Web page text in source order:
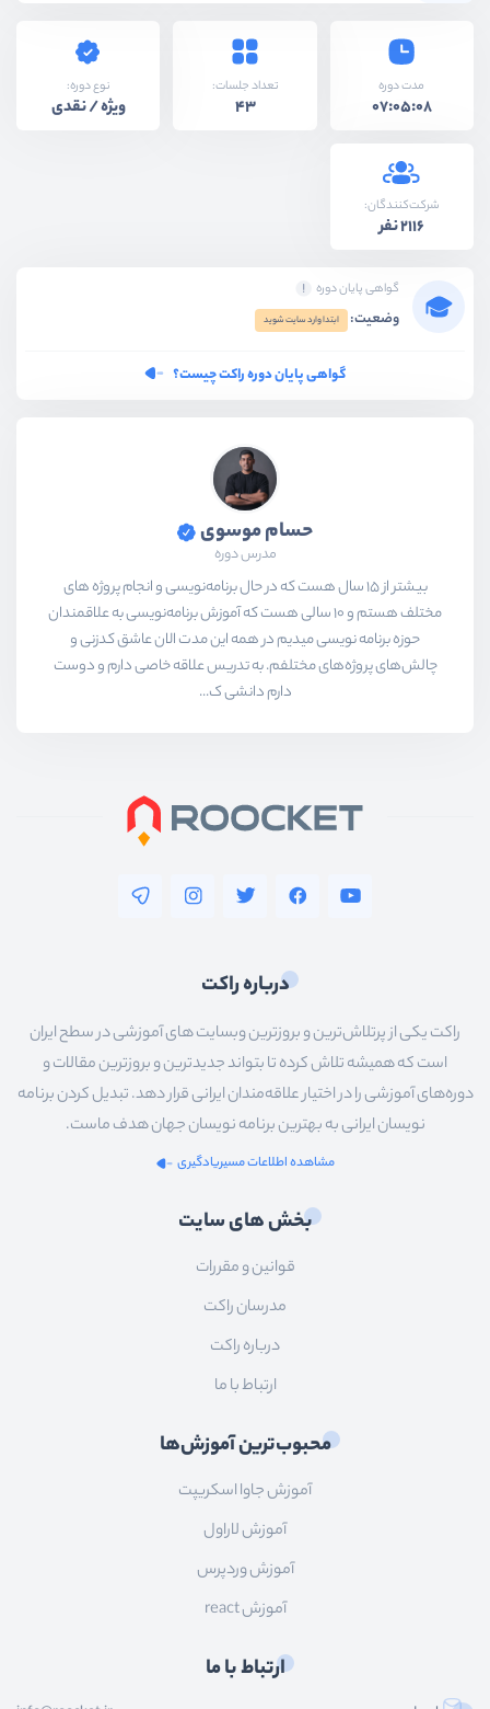
مدت دوره
07:05:08
تعداد جلسات:
43
نوع دوره:
ویژه / نقدی
شرکت‌کنندگان:
2116 نفر
گواهی پایان دوره
وضعیت: ابتدا وارد سایت شوید
گواهی پایان دوره راکت چیست؟
حسام موسوی
مدرس دوره
بیشتر از ۱۵ سال هست که در حال برنامه‌نویسی و انجام پروژه های
مختلف هستم و ۱۰ سالی هست که آموزش برنامه‌نویسی به علاقمندان
حوزه برنامه نویسی میدیم در همه این مدت الان عاشق کدزنی و
چالش‌های پروژه‌های مختلفم. به تدریس علاقه خاصی دارم و دوست
دارم دانشی ک...
درباره راکت
راکت یکی از پرتلاش‌ترین و بروزترین وبسایت های آموزشی در سطح ایران
است که همیشه تلاش کرده تا بتواند جدیدترین و بروزترین مقالات و
دوره‌های آموزشی را در اختیار علاقه‌مندان ایرانی قرار دهد. تبدیل کردن برنامه
نویسان ایرانی به بهترین برنامه نویسان جهان هدف ماست.
مشاهده اطلاعات مسیریادگیری
بخش های سایت
قوانین و مقررات
مدرسان راکت
درباره راکت
ارتباط با ما
محبوب‌ترین آموزش‌ها
آموزش جاوا اسکریپت
آموزش لاراول
آموزش وردپرس
آموزش react
ارتباط با ما